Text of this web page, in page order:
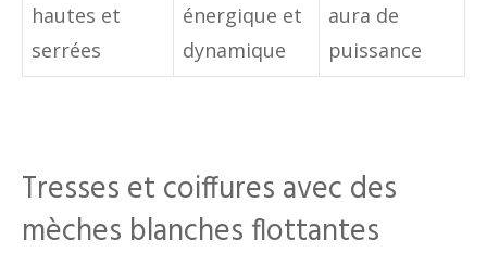
hautes et
serrées
énergique et
dynamique
aura de
puissance
Tresses et coiffures avec des
mèches blanches flottantes